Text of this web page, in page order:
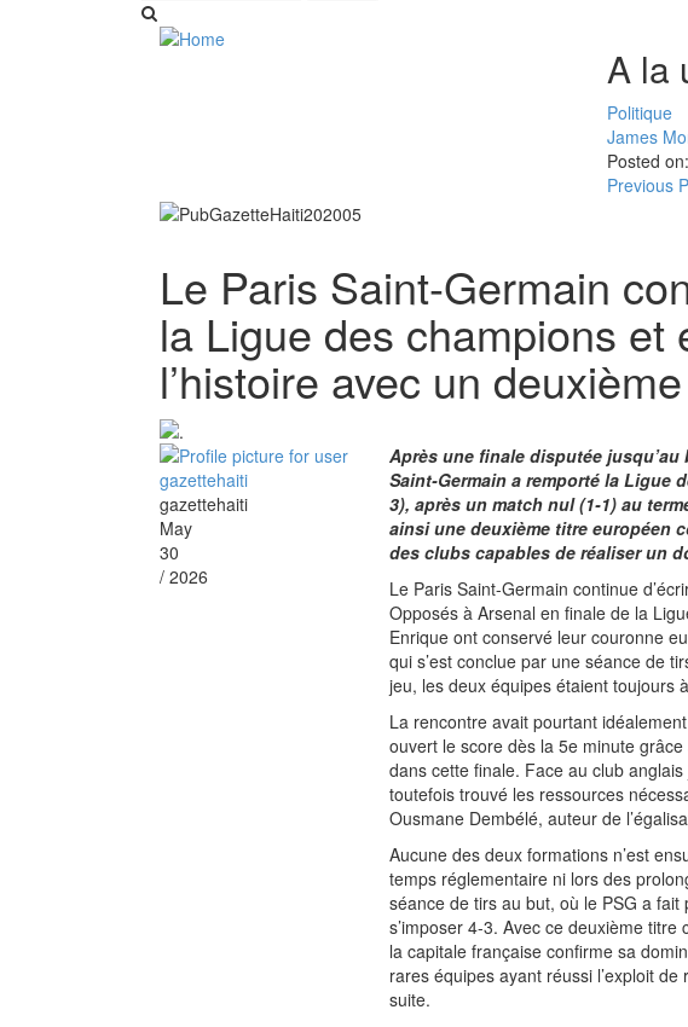
A la
Politique
James
Posted on:
Previous
Le Paris Saint-Germain
la Ligue des champions et
l’histoire avec un
gazettehaiti
May
30
/ 2026
Après une finale disputée
Saint-Germain a remporté la Ligue
3), après un match nul (1-1) au
ainsi une deuxième titre européen
des clubs capables de réaliser un
Le Paris Saint-Germain continue
Opposés à Arsenal en finale de la
Enrique ont conservé leur couronne
qui s’est conclue par une séance de
jeu, les deux équipes étaient toujours
La rencontre avait pourtant
ouvert le score dès la 5e minute
dans cette finale. Face au club
toutefois trouvé les ressources
Ousmane Dembélé, auteur de
Aucune des deux formations n’est
temps réglementaire ni lors des
séance de tirs au but, où le PSG a
s’imposer 4-3. Avec ce deuxième
la capitale française confirme sa
rares équipes ayant réussi l’exploit
suite.